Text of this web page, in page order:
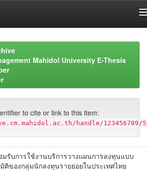
Mahidol University E-Thesis
to cite or link to this item:
handle/123456789/
มรับการใช้งานบริการวางแผนการลงทุนแบบ
ติของกลุ่มนักลงทุนรายย่อยในประเทศไทย